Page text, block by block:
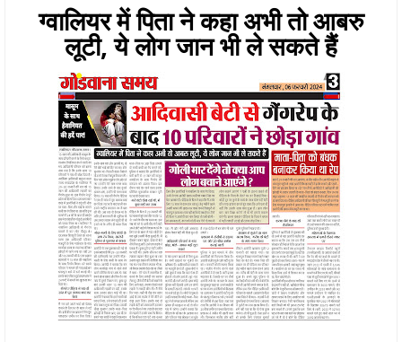
ग्वालियर में पिता ने कहा अभी तो आबरु
लूटी, ये लोग जान भी ले सकते हैं